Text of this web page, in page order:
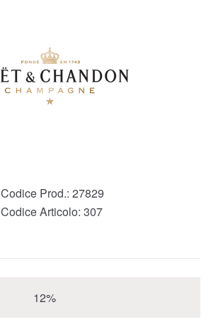
Codice Prod.: 27829
Codice Articolo: 307
12%